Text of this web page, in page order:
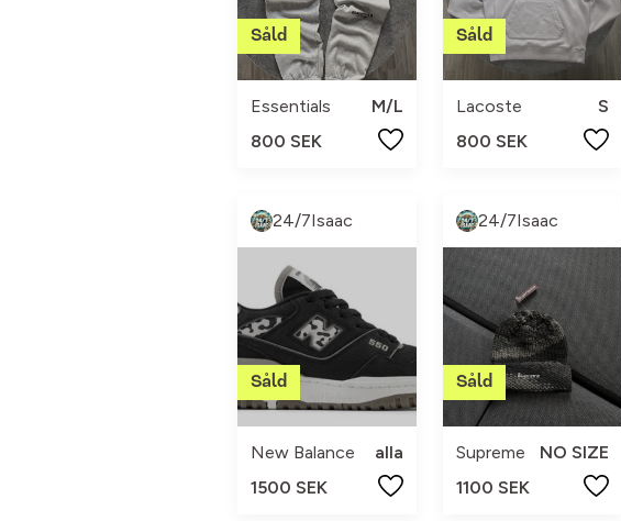
Essentials
M/L
800 SEK
Lacoste
S
800 SEK
24/7Isaac
New Balance
alla
1500 SEK
24/7Isaac
Supreme
NO SIZE
1100 SEK